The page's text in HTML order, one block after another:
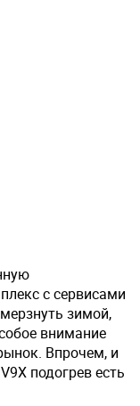
с сервисами
зимой,
внимание
Впрочем, и
подогрев есть